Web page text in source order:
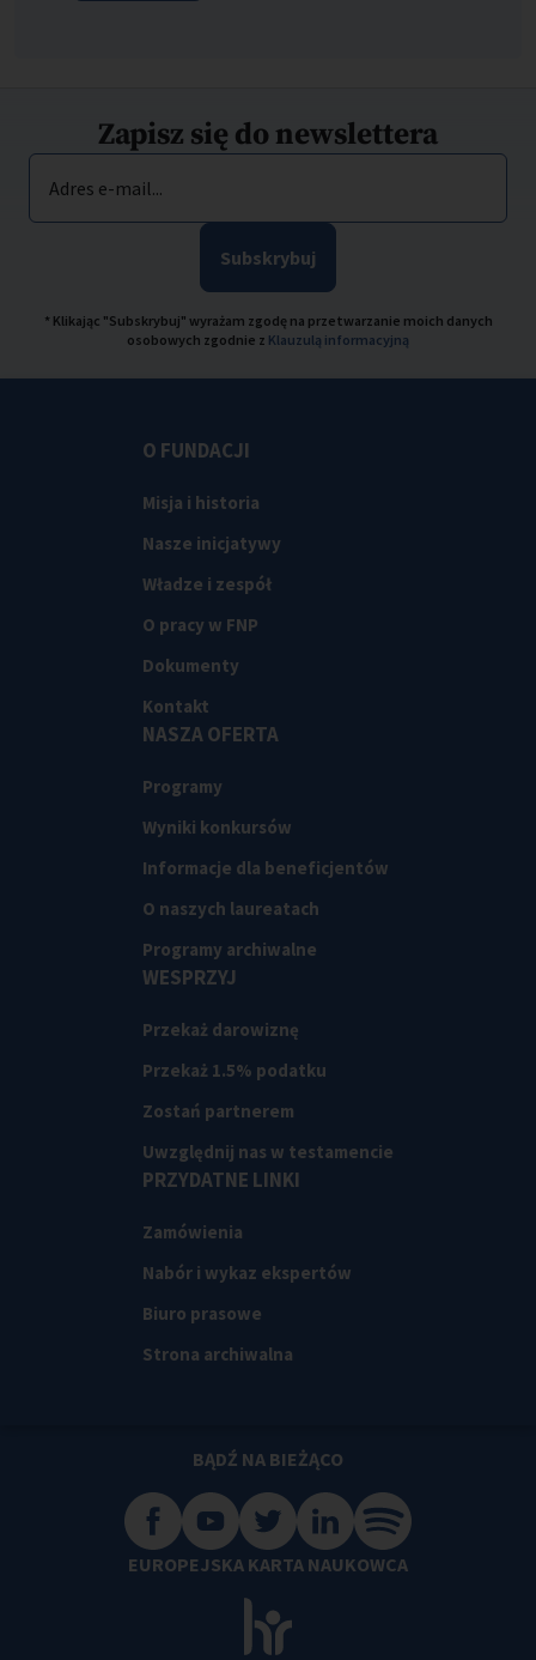
Zapisz się do newslettera
Adres e-mail...
Subskrybuj
* Klikając "Subskrybuj" wyrażam zgodę na przetwarzanie moich danych
osobowych zgodnie z Klauzulą informacyjną
O FUNDACJI
Misja i historia
Nasze inicjatywy
Władze i zespół
O pracy w FNP
Dokumenty
Kontakt
NASZA OFERTA
Programy
Wyniki konkursów
Informacje dla beneficjentów
O naszych laureatach
Programy archiwalne
WESPRZYJ
Przekaż darowiznę
Przekaż 1.5% podatku
Zostań partnerem
Uwzględnij nas w testamencie
PRZYDATNE LINKI
Zamówienia
Nabór i wykaz ekspertów
Biuro prasowe
Strona archiwalna
BĄDŹ NA BIEŻĄCO
EUROPEJSKA KARTA NAUKOWCA